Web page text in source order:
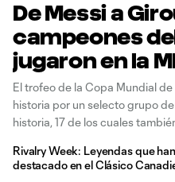
De Messi a
campeones
jugaron en la
El trofeo de la Copa Mundial
historia por un selecto grupo
historia, 17 de los cuales
Olivier Giroud, es
Rivalry Week: Leyendas que han
destacado en el Clásico